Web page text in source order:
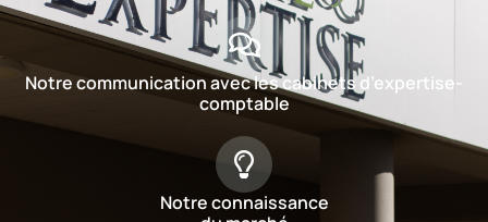
Notre communication avec les cabinets d’expertise-
comptable
Notre connaissance